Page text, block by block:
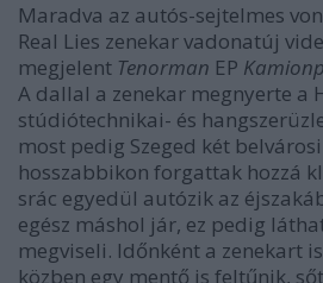
Maradva az autós-sejtelmes
Real Lies zenekar vadonatúj
megjelent Tenorman EP
A dallal a zenekar megnyerte a
stúdiótechnikai- és
most pedig Szeged két
hosszabbikon forgattak hozzá
srác egyedül autózik az
egész máshol jár, ez pedig
megviseli. Időnként a zenekart
közben egy mentő is feltűnik,